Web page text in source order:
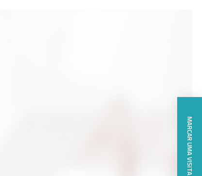
MARCAR UMA VISITA